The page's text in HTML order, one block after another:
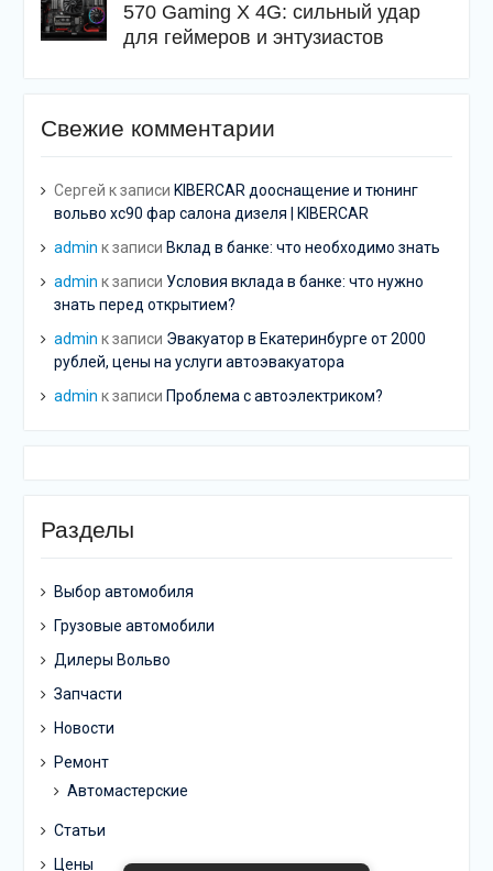
570 Gaming X 4G: сильный удар
для геймеров и энтузиастов
Свежие комментарии
Сергей к записи KIBERCAR дооснащение и тюнинг
вольво хс90 фар салона дизеля | KIBERCAR
admin к записи Вклад в банке: что необходимо знать
admin к записи Условия вклада в банке: что нужно
знать перед открытием?
admin к записи Эвакуатор в Екатеринбурге от 2000
рублей, цены на услуги автоэвакуатора
admin к записи Проблема с автоэлектриком?
Разделы
Выбор автомобиля
Грузовые автомобили
Дилеры Вольво
Запчасти
Новости
Ремонт
Автомастерские
Статьи
Цены